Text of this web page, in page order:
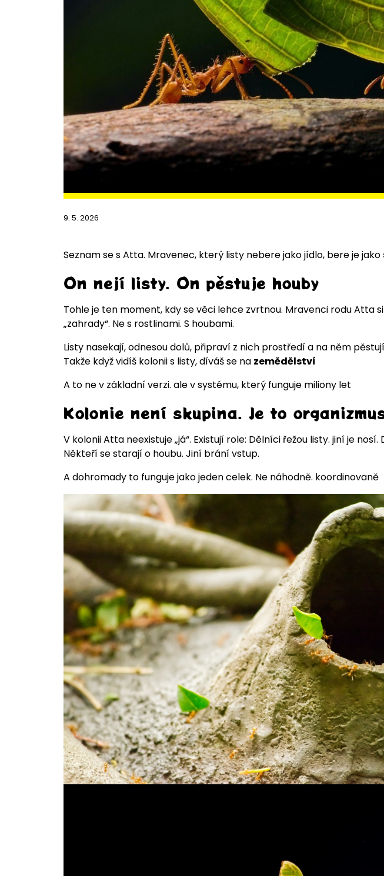
9. 5. 2026
Seznam se sAtta. Mravenec, který listy nebere jako jídlo, bere je jako
On nejí listy. On pěstuje houby
Tohle je ten moment, kdy se věci lehce zvrtnou. Mravenci rodu Atta
„zahrady“. Ne s rostlinami. S houbami.
Listy nasekají, odnesou dolů, připraví z nich prostředí a na něm
Takže když vidíš kolonii s listy, díváš se na zemědělství
A to ne v základní verzi. ale v systému, který funguje miliony let
Kolonie není skupina. Je to
V kolonii Atta neexistuje „já“. Existují role: Dělníci řežou listy. jiní je
Někteří se starají o houbu. Jiní brání vstup.
A dohromady to funguje jako jeden celek. Ne náhodně. koordinovaně